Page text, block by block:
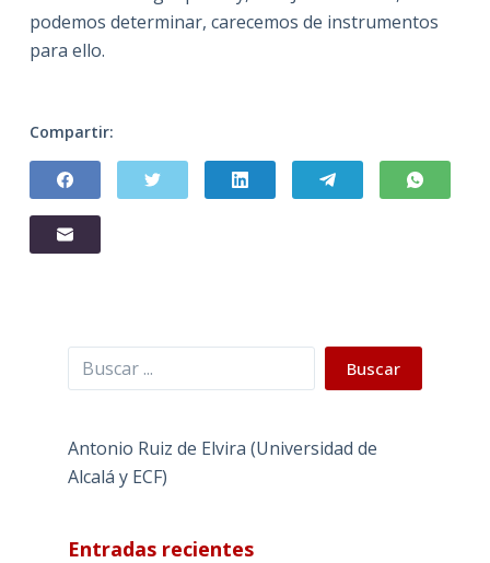
podemos determinar, carecemos de instrumentos
para ello.
Compartir:
Buscar Buscar
Antonio Ruiz de Elvira (Universidad de
Alcalá y ECF)
Entradas recientes